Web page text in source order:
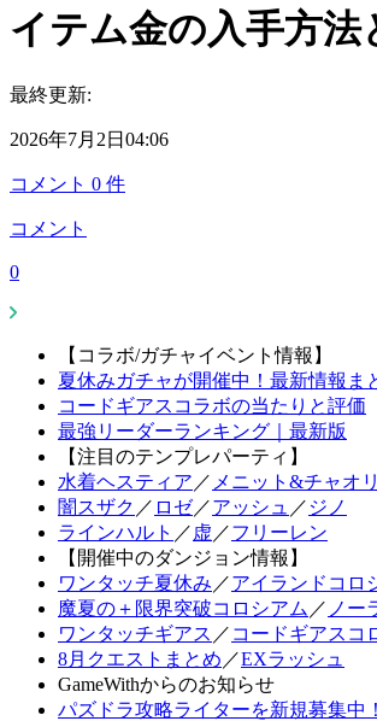
イテム金の入手方法
最終更新:
2026年7月2日04:06
コメント 0 件
コメント
0
【コラボ/ガチャイベント情報】
夏休みガチャが開催中！最新情報ま
コードギアスコラボの当たりと評価
最強リーダーランキング｜最新版
【注目のテンプレパーティ】
水着ヘスティア ／ メニット&チャオ
闇スザク ／ ロゼ／アッシュ ／ ジノ
ラインハルト ／ 虚 ／フリーレン
【開催中のダンジョン情報】
ワンタッチ夏休み ／アイランドコロ
魔夏の＋限界突破コロシアム ／ ノー
ワンタッチギアス ／ コードギアスコ
8月クエストまとめ ／EXラッシュ
GameWithからのお知らせ
パズドラ攻略ライターを新規募集中！